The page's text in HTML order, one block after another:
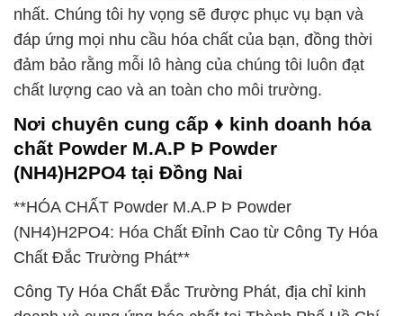
nhất. Chúng tôi hy vọng sẽ được phục vụ bạn và
đáp ứng mọi nhu cầu hóa chất của bạn, đồng thời
đảm bảo rằng mỗi lô hàng của chúng tôi luôn đạt
chất lượng cao và an toàn cho môi trường.
Nơi chuyên cung cấp ♦ kinh doanh hóa
chất Powder M.A.P Þ Powder
(NH4)H2PO4 tại Đồng Nai
**HÓA CHẤT Powder M.A.P Þ Powder
(NH4)H2PO4: Hóa Chất Đỉnh Cao từ Công Ty Hóa
Chất Đắc Trường Phát**
Công Ty Hóa Chất Đắc Trường Phát, địa chỉ kinh